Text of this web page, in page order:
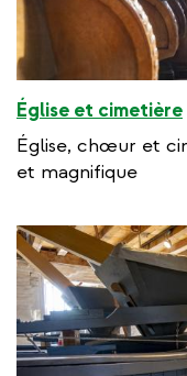
Église et cimetière
Église, chœur et
et magnifique